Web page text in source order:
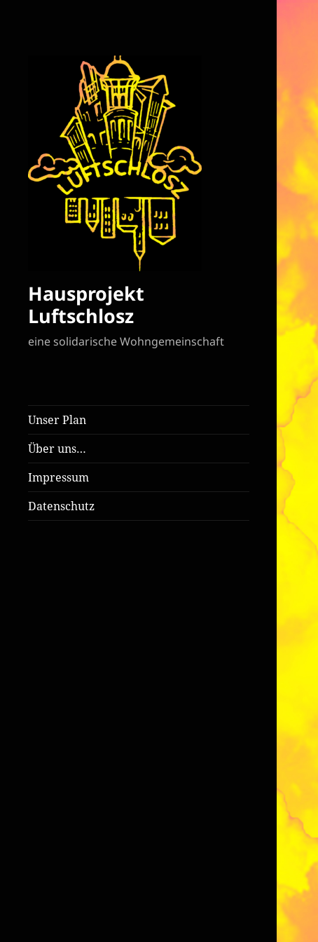
Hausprojekt
Luftschlosz
eine solidarische Wohngemeinschaft
Unser Plan
Über uns…
Impressum
Datenschutz